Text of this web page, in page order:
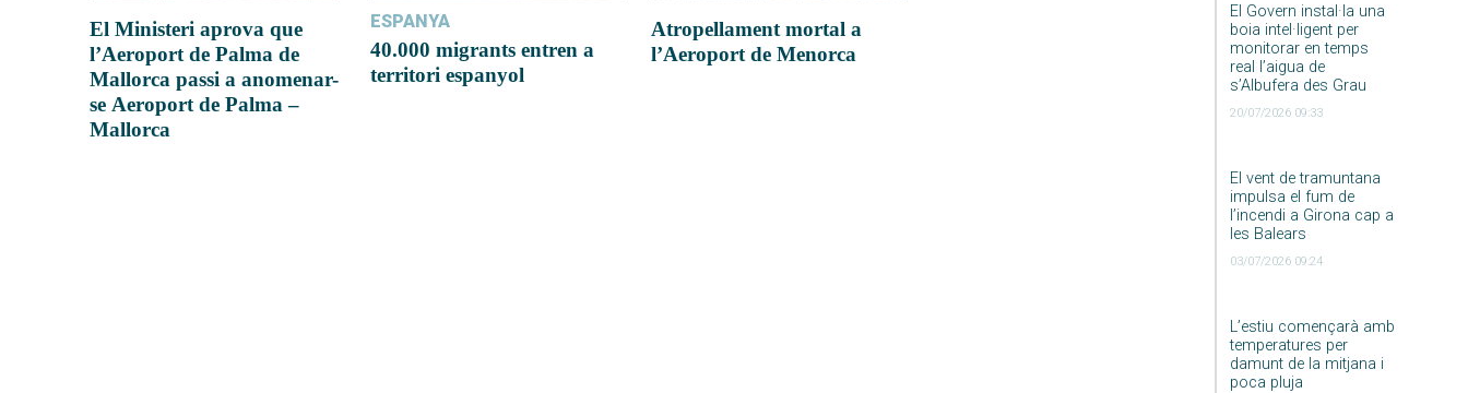
El Govern instal·la una
boia intel·ligent per
monitorar en temps
real l’aigua de
s’Albufera des Grau
20/07/2026 09:33
El vent de tramuntana
impulsa el fum de
l’incendi a Girona cap a
les Balears
03/07/2026 09:24
L’estiu començarà amb
temperatures per
damunt de la mitjana i
poca pluja
El Ministeri aprova que
l’Aeroport de Palma de
Mallorca passi a anomenar-
se Aeroport de Palma –
Mallorca
ESPANYA
40.000 migrants entren a
territori espanyol
Atropellament mortal a
l’Aeroport de Menorca